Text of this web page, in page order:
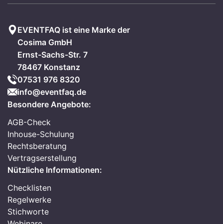
EVENTFAQ ist eine Marke der
Cosima GmbH
Ernst-Sachs-Str. 7
78467 Konstanz
07531 976 8320
info@eventfaq.de
Besondere Angebote:
AGB-Check
Inhouse-Schulung
Rechtsberatung
Vertragserstellung
Nützliche Informationen:
Checklisten
Regelwerke
Stichworte